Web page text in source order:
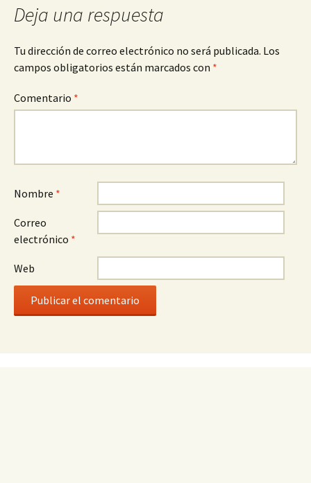
Deja una respuesta
Tu dirección de correo electrónico no será publicada. Los
campos obligatorios están marcados con *
Comentario *
Nombre *
Correo
electrónico *
Web